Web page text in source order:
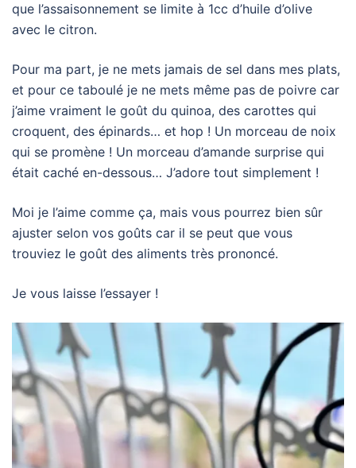
que l’assaisonnement se limite à 1cc d’huile d’olive
avec le citron.
Pour ma part, je ne mets jamais de sel dans mes plats,
et pour ce taboulé je ne mets même pas de poivre car
j’aime vraiment le goût du quinoa, des carottes qui
croquent, des épinards… et hop ! Un morceau de noix
qui se promène ! Un morceau d’amande surprise qui
était caché en-dessous… J’adore tout simplement !
Moi je l’aime comme ça, mais vous pourrez bien sûr
ajuster selon vos goûts car il se peut que vous
trouviez le goût des aliments très prononcé.
Je vous laisse l’essayer !